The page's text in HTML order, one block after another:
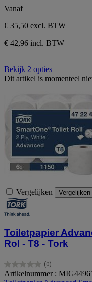
beoordeling
Vanaf
€ 35,50 excl. BTW
€ 42,96 incl. BTW
Bekijk 2 opties
Dit artikel is momenteel
Vergelijken Vergelijken
Toiletpapier
Rol - T8 - Tork
(0)
0.0
van
Artikelnummer :